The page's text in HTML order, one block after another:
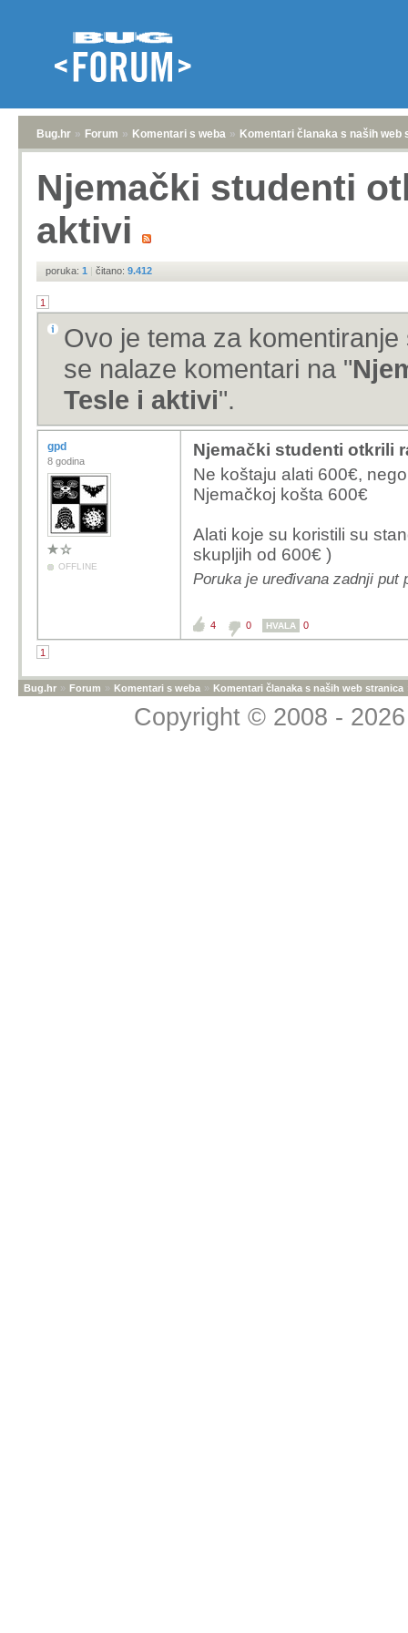
Bug.hr » Forum » Komentari s weba » Komentari članaka s naših web
Njemački studenti
aktivi
poruka: 1 | čitano: 9.412
1
Ovo je tema za
se nalaze komentari na "
Tesle i aktivi".
gpd
8 godina
OFFLINE
Njemački studenti otkrili
Ne koštaju alati 600€,
Njemačkoj košta 600€
Alati koje su koristili su
skupljih od 600€ )
Poruka je uređivana zadnji put
4 0 HVALA 0
1
Bug.hr » Forum » Komentari s weba » Komentari članaka s naših web stranica
Copyright © 2008 -